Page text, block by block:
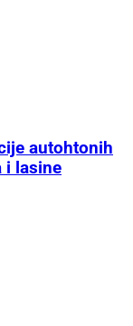
autohtonih
i lasine